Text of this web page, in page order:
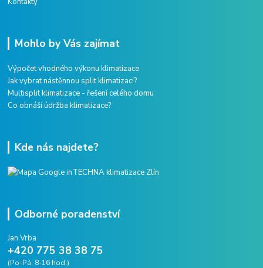
Mohlo by Vás zajímat
Výpočet vhodného výkonu klimatizace
Jak vybrat nástěnnou split klimatizaci?
Multisplit klimatizace - řešení celého domu
Co obnáší údržba klimatizace?
Kde nás najdete?
Odborné poradenství
Jan Vrba
+420 775 38 38 75
(Po-Pá, 8-16 hod.)